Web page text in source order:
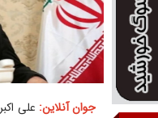
جوان آنلاین: علی